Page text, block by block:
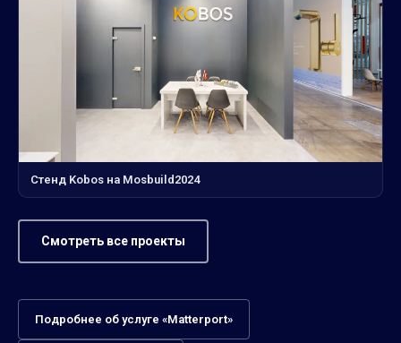
Стенд Kobos на Mosbuild2024
Смотреть все проекты
Подробнее об услуге «Matterport»